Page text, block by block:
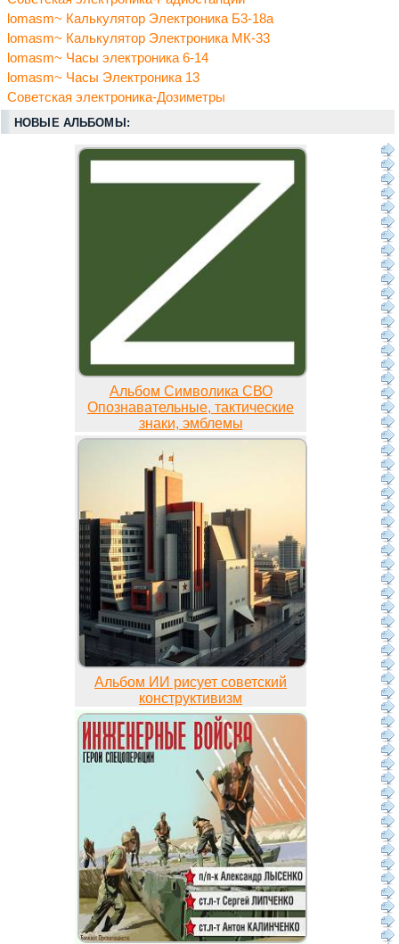
lomasm~ Калькулятор Электроника Б3-18а
lomasm~ Калькулятор Электроника МК-33
lomasm~ Часы электроника 6-14
lomasm~ Часы Электроника 13
Советская электроника-Дозиметры
НОВЫЕ АЛЬБОМЫ:
Альбом Символика СВО
Опознавательные, тактические
знаки, эмблемы
Альбом ИИ рисует советский
конструктивизм